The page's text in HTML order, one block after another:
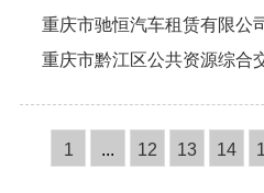
重庆市驰恒汽车租赁有限公
重庆市黔江区公共资源综合
1 ... 12 13 14